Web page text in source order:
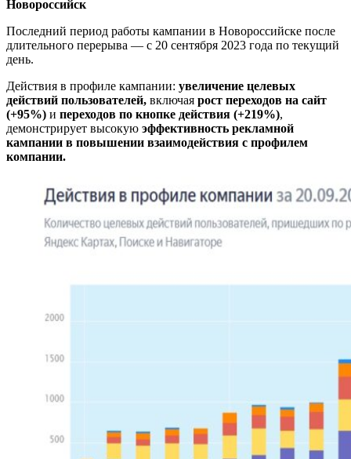
Новороссийск
Последний период работы кампании в Новороссийске после
длительного перерыва — с 20 сентября 2023 года по текущий
день.
Действия в профиле кампании: увеличение целевых
действий пользователей, включая рост переходов на сайт
(+95%) и переходов по кнопке действия (+219%),
демонстрирует высокую эффективность рекламной
кампании в повышении взаимодействия с профилем
компании.